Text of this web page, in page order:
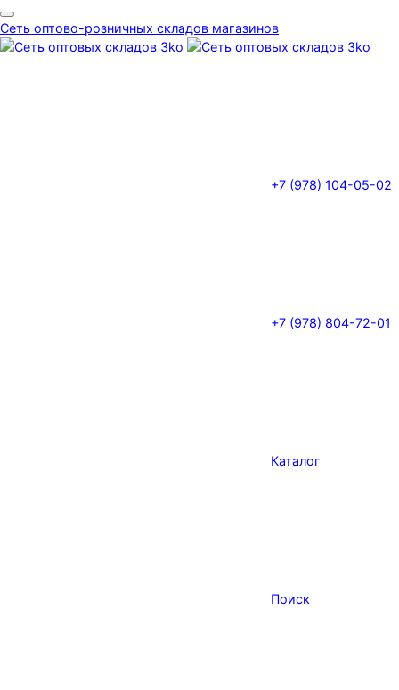
Сеть оптово-розничных складов магазинов
+7 (978) 104-05-02
+7 (978) 804-72-01
Каталог
Поиск